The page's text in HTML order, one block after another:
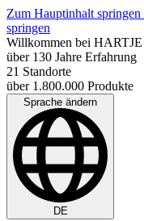
Zum Hauptinhalt springen
springen
Willkommen bei HARTJE
über 130 Jahre Erfahrung
21 Standorte
über 1.800.000 Produkte
Sprache ändern
DE